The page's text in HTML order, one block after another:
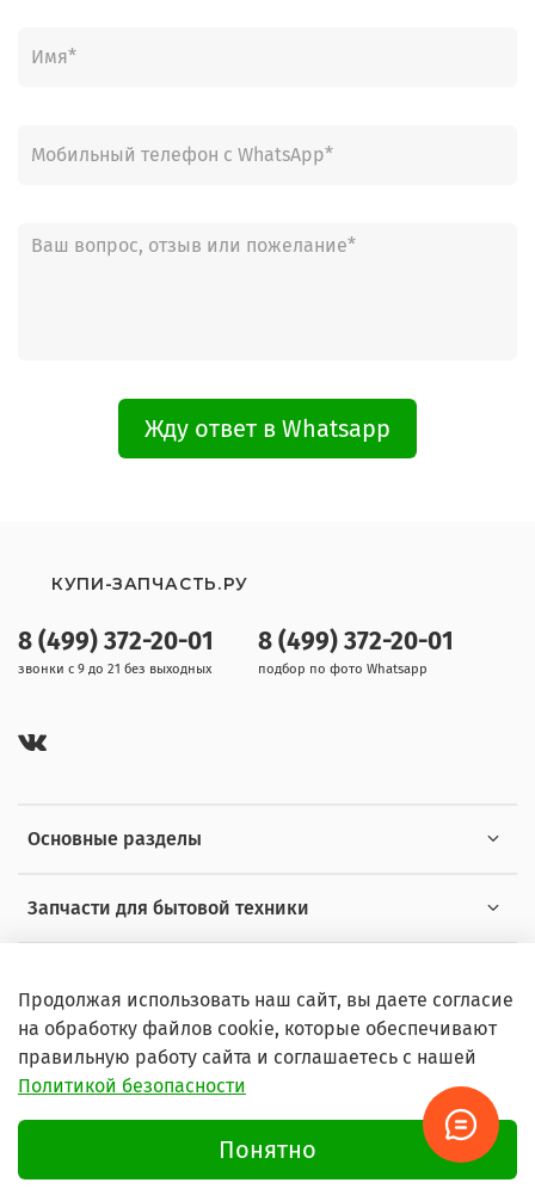
Жду ответ в Whatsapp
Основные разделы
Запчасти для бытовой техники
8 (499) 372-20-01
звонки с 9 до 21 без выходных
8 (499) 372-20-01
подбор по фото Whatsapp
КУПИ-ЗАПЧАСТЬ.РУ
© 2026 Любое использование контента без письменного
Продолжая использовать наш сайт, вы даете согласие
на обработку файлов cookie, которые обеспечивают
правильную работу сайта и соглашаетесь с нашей
Политикой безопасности
Понятно